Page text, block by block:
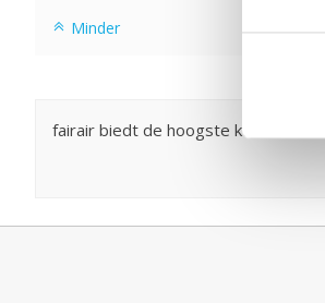
Minder
fairair biedt de hoogste kwaliteit